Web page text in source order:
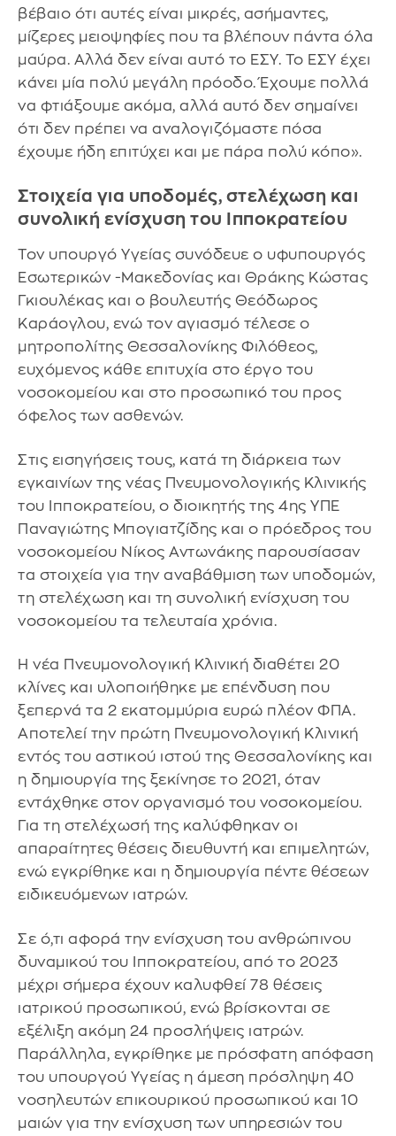
βέβαιο ότι αυτές είναι μικρές, ασήμαντες,
μίζερες μειοψηφίες που τα βλέπουν πάντα όλα
μαύρα. Αλλά δεν είναι αυτό το ΕΣΥ. Το ΕΣΥ έχει
κάνει μία πολύ μεγάλη πρόοδο. Έχουμε πολλά
να φτιάξουμε ακόμα, αλλά αυτό δεν σημαίνει
ότι δεν πρέπει να αναλογιζόμαστε πόσα
έχουμε ήδη επιτύχει και με πάρα πολύ κόπο».
Στοιχεία για υποδομές, στελέχωση και
συνολική ενίσχυση του Ιπποκρατείου
Τον υπουργό Υγείας συνόδευε ο υφυπουργός
Εσωτερικών -Μακεδονίας και Θράκης Κώστας
Γκιουλέκας και ο βουλευτής Θεόδωρος
Καράογλου, ενώ τον αγιασμό τέλεσε ο
μητροπολίτης Θεσσαλονίκης Φιλόθεος,
ευχόμενος κάθε επιτυχία στο έργο του
νοσοκομείου και στο προσωπικό του προς
όφελος των ασθενών.
Στις εισηγήσεις τους, κατά τη διάρκεια των
εγκαινίων της νέας Πνευμονολογικής Κλινικής
του Ιπποκρατείου, ο διοικητής της 4ης ΥΠΕ
Παναγιώτης Μπογιατζίδης και ο πρόεδρος του
νοσοκομείου Νίκος Αντωνάκης παρουσίασαν
τα στοιχεία για την αναβάθμιση των υποδομών,
τη στελέχωση και τη συνολική ενίσχυση του
νοσοκομείου τα τελευταία χρόνια.
Η νέα Πνευμονολογική Κλινική διαθέτει 20
κλίνες και υλοποιήθηκε με επένδυση που
ξεπερνά τα 2 εκατομμύρια ευρώ πλέον ΦΠΑ.
Αποτελεί την πρώτη Πνευμονολογική Κλινική
εντός του αστικού ιστού της Θεσσαλονίκης και
η δημιουργία της ξεκίνησε το 2021, όταν
εντάχθηκε στον οργανισμό του νοσοκομείου.
Για τη στελέχωσή της καλύφθηκαν οι
απαραίτητες θέσεις διευθυντή και επιμελητών,
ενώ εγκρίθηκε και η δημιουργία πέντε θέσεων
ειδικευόμενων ιατρών.
Σε ό,τι αφορά την ενίσχυση του ανθρώπινου
δυναμικού του Ιπποκρατείου, από το 2023
μέχρι σήμερα έχουν καλυφθεί 78 θέσεις
ιατρικού προσωπικού, ενώ βρίσκονται σε
εξέλιξη ακόμη 24 προσλήψεις ιατρών.
Παράλληλα, εγκρίθηκε με πρόσφατη απόφαση
του υπουργού Υγείας η άμεση πρόσληψη 40
νοσηλευτών επικουρικού προσωπικού και 10
μαιών για την ενίσχυση των υπηρεσιών του